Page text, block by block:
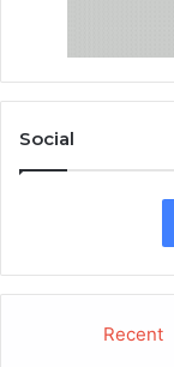
Social
Recent